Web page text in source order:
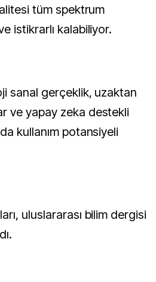
tüm spektrum
istikrarlı kalabiliyor.
sanal gerçeklik, uzaktan
ve yapay zeka destekli
kullanım potansiyeli
uluslararası bilim dergisi